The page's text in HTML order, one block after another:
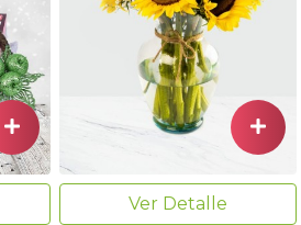
Ver Detalle